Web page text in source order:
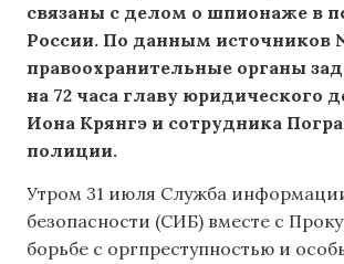
связаны с делом о шпионаже в
России. По данным источников
правоохранительные органы
на 72 часа главу юридического
Иона Крянгэ и сотрудника
полиции.
Утром 31 июля Служба
безопасности (СИБ) вместе с
борьбе с оргпреступностью и